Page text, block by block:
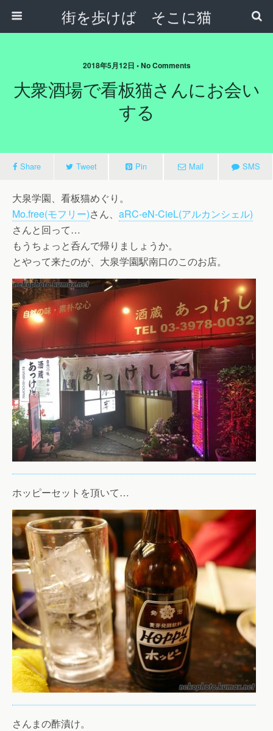
街を歩けば そこに猫
2018年5月12日 • No Comments
大衆酒場で看板猫さんにお会い
する
Share Tweet Pin Mail SMS
大泉学園、看板猫めぐり。
Mo.free(モフリー)さん、 aRC-eN-CieL(アルカンシェル)
さんと回って…
もうちょっと呑んで帰りましょうか。
とやって来たのが、大泉学園駅南口のこのお店。
ホッピーセットを頂いて…
さんまの酢漬け。